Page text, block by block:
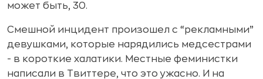
может быть, 30.
Смешной инцидент произошел с “рекламными”
девушками, которые нарядились медсестрами
- в короткие халатики. Местные феминистки
написали в Твиттере, что это ужасно. И на